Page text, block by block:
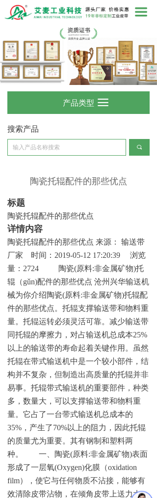
끀
产品类型 끀
搜索产品
끠
陶瓷托辊配件的那些优点
标题
陶瓷托辊配件的那些优点
详情内容
陶瓷托辊配件的那些优点 来源 ：
输送带
厂家 时间 ： 2019-05-12 17:20:39
浏览
量 ： 2724 陶瓷(原料:非金属矿物)托
辊 （gǔn)配件的那些优点 沧州兴华输送机
械为你介绍陶瓷(原料:非金属矿物)托辊配
件的那些优点。托辊支撑输送带和物料重
量。托辊运转必须灵活可靠。减少输送带
同托辊的摩擦力，对占输送机总成本25%
以上的输送带的寿命起着关键作用。虽然
托辊在带式输送机中是一个较小部件，结
构并不复杂，但制造出高质量的托辊并非
易事。托辊带式输送机的重要部件，种类
多，数量大，可以支撑输送带和物料重
量。它占了一台带式输送机总成本的
35% ，产生了70%以上的阻力，因此托辊
的质量尤为重要。其有钢制和塑料两
种。 一、
陶瓷(原料:非金属矿物)表面
形成了一层氧(Oxygen)化膜 （oxidation
film），使它与任何物质不沾接，能够有
效清除皮带沾物，在倾角皮带上送力大，